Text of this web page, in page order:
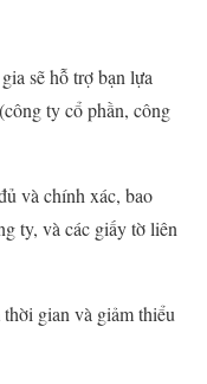
sẽ hỗ trợ bạn lựa
ty cổ phần, công
và chính xác, bao
ty, và các giấy tờ liên
gian và giảm thiểu